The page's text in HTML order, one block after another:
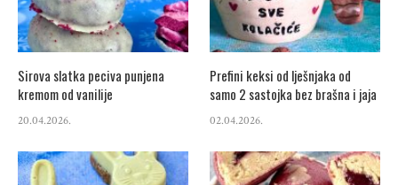
Sirova slatka peciva punjena
kremom od vanilije
20.04.2026.
Prefini keksi od lješnjaka od
samo 2 sastojka bez brašna i jaja
02.04.2026.